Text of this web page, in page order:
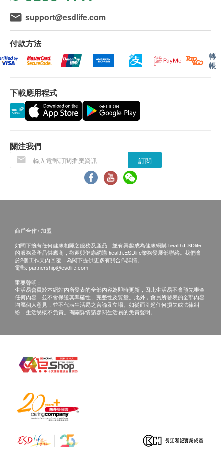
減少使用潤膚產品速進髮質健康，改善脫髮問題！
容易安裝
不銹鋼外殼，美觀耐用
產品規格
尺寸：長160mm x 寛80mm
最高水壓: 0.8一MPA
濾芯壽命：約6-8個月
濾芯濾水量：50公噸（因水質及使用量而有所不
更換濾芯型號：
芯
工作溫度：5-50°C (高温會破壞濾芯功能)
保用條款：
所有貨品一年保養（不包括濾芯、配件）
濾芯一經拆封使用過後，恕無法辦理退貨。
鋅底安裝：水壓6bars或以上，需安裝減壓閥（基
退換條款：
當顧客收取已訂購之貨品時，有責任檢查貨品是否
退換產品必須包裝完整，如退換之產品有任何殘缺
或過期退回，供應商有權不受理。
如有其他損壞或遺漏查詢，顧客必須保留有效收據
正本，並於送貨後3個工作天內按下列方式聯絡健
沸。
Q3: 如果用水量很少，是否可延長更換濾芯的時間？
A3: B&H濾芯都有其使用壽命，依時間或流量計算。
還是按照原廠規定的時間來做更換 (B&H濾芯一般壽
命為9至12個月)，以確保飲用水的安全。超過建議更
換時間太久(2個月以上)，則無法保證去除餘氯及雜質
如同食品過了保質期，是不建議食用的道理一樣。
A4: 因為煲水會使水中的離子鈣質產生化學變化，經
加熱煮沸變成CaHCO3(碳酸氫鈣)。根據國外文獻資
料，對人體健康並無影響。
Q5：「鉛」對人體會有哪些影響?
食、呼吸或皮膚表面吸收而進入人體。若過量接觸及
這些影響包括神經系統發展影響、貧血、高血壓、消
化系統病徵、腎功能受損、神經系統受損、生育能力
Q6：如何選購合適的濾水器型號？
support@esdlife.com
付款方法
轉
帳
下載應用程式
關注我們
訂閱
商戶合作 / 加盟
如閣下擁有任何健康相關之服務及產品，並有興趣成為健康網購 health.ESDlife
的服務及產品供應商，歡迎與健康網購 health.ESDlife業務發展部聯絡。我們會
於2個工作天內回覆，為閣下提供更多有關合作詳情。
電郵: partnership@esdlife.com
重要聲明：
生活易會員於本網站內所發表的全部內容為即時更新，因此生活易不會預先審查
任何內容，並不會保證其準確性、完整性及質量。此外，會員所發表的全部內容
均屬個人意見，並不代表生活易之言論及立場。如從而引起任何損失或法律糾
紛，生活易概不負責。有關詳情請參閱生活易的免責聲明。